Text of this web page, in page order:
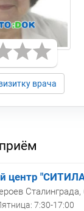
врача
центр
7:30-17:00